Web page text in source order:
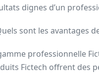
dignes d’un
sont les avantages
professionnelle
Fictech offrent des